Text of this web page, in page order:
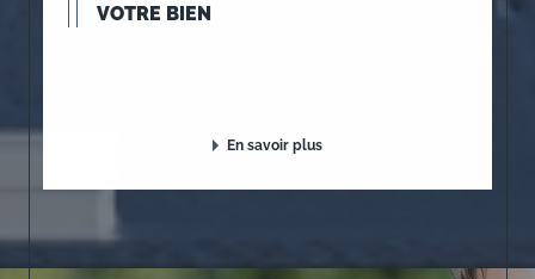
VOTRE BIEN
En savoir plus